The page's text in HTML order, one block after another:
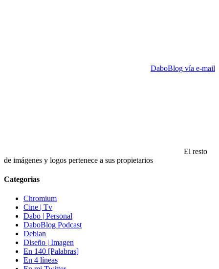
DaboBlog vía e-mail
El resto
de imágenes y logos pertenece a sus propietarios
Categorias
Chromium
Cine | Tv
Dabo | Personal
DaboBlog Podcast
Debian
Diseño | Imagen
En 140 [Palabras]
En 4 líneas